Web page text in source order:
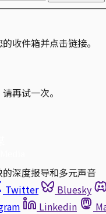
收件箱并点击链接。
再试一次。
深度报导和多元声音
Twitter Bluesky
Linkedin